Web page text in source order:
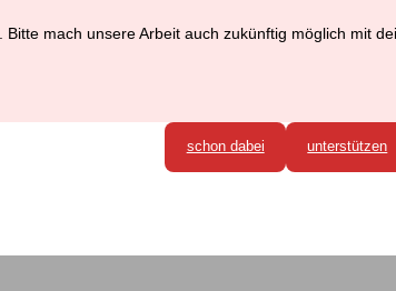
. Bitte mach unsere Arbeit auch zukünftig möglich mit
schon dabei unterstützen